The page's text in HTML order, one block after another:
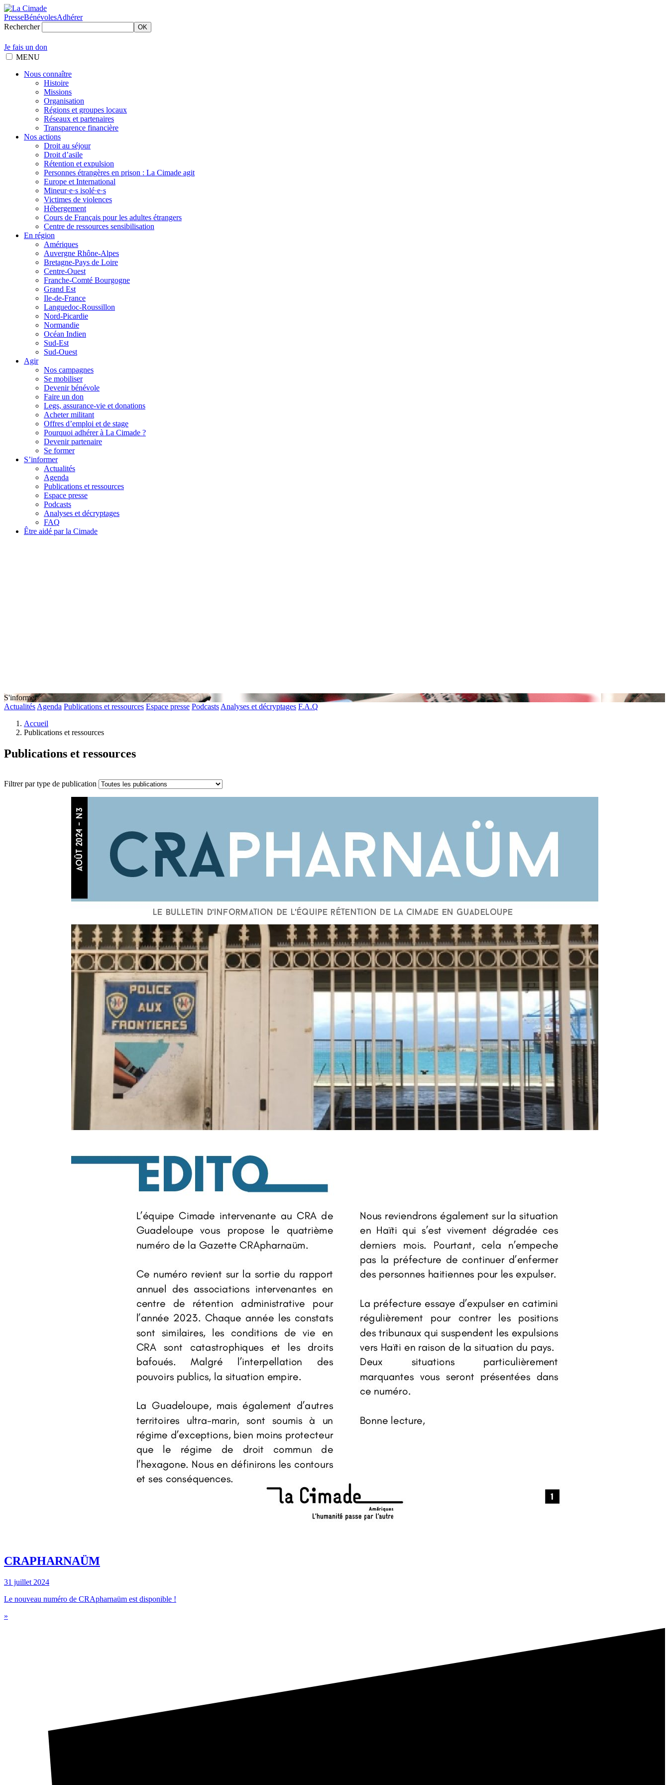
PresseBénévolesAdhérer
Rechercher
OK
Je fais un don
MENU
Nous connaître
Histoire
Missions
Organisation
Régions et groupes locaux
Réseaux et partenaires
Transparence financière
Nos actions
Droit au séjour
Droit d’asile
Rétention et expulsion
Personnes étrangères en prison : La Cimade agit
Europe et International
Mineur·e·s isolé·e·s
Victimes de violences
Hébergement
Cours de Français pour les adultes étrangers
Centre de ressources sensibilisation
En région
Amériques
Auvergne Rhône-Alpes
Bretagne-Pays de Loire
Centre-Ouest
Franche-Comté Bourgogne
Grand Est
Ile-de-France
Languedoc-Roussillon
Nord-Picardie
Normandie
Océan Indien
Sud-Est
Sud-Ouest
Agir
Nos campagnes
Se mobiliser
Devenir bénévole
Faire un don
Legs, assurance-vie et donations
Acheter militant
Offres d’emploi et de stage
Pourquoi adhérer à La Cimade ?
Devenir partenaire
Se former
S’informer
Actualités
Agenda
Publications et ressources
Espace presse
Podcasts
Analyses et décryptages
FAQ
Être aidé par la Cimade
S'informer
Actualités Agenda Publications et ressources Espace presse Podcasts Analyses et décryptages F.A.Q
Accueil
Publications et ressources
Publications et ressources
Filtrer par type de publication
CRAPHARNAÜM
31 juillet 2024
Le nouveau numéro de CRApharnaüm est disponible !
»